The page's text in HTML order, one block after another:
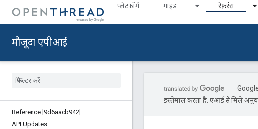
प्‍लेटफ़ॉर्म गाइड रेफ़रंस
मौजूदा एपीआई
Reference [9d6aacb942]
API Updates
इस्तेमाल करता है. एआई से मिले